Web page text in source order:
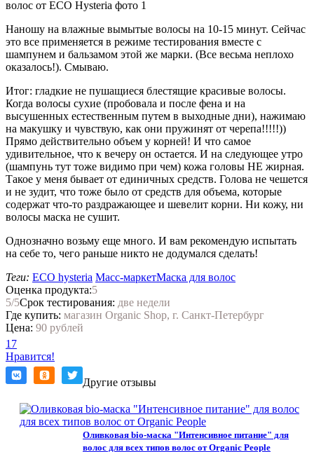
Наношу на влажные вымытые волосы на 10-15 минут. Сейчас
это все применяется в режиме тестирования вместе с
шампунем и бальзамом этой же марки. (Все весьма неплохо
оказалось!). Смываю.
Итог: гладкие не пушащиеся блестящие красивые волосы.
Когда волосы сухие (пробовала и после фена и на
высушенных естественным путем в выходные дни), нажимаю
на макушку и чувствую, как они пружинят от черепа!!!!!))
Прямо действительно объем у корней! И что самое
удивительное, что к вечеру он остается. И на следующее утро
(шампунь тут тоже видимо при чем) кожа головы НЕ жирная.
Такое у меня бывает от единичных средств. Голова не чешется
и не зудит, что тоже было от средств для объема, которые
содержат что-то раздражающее и шевелит корни. Ни кожу, ни
волосы маска не сушит.
Однозначно возьму еще много. И вам рекомендую испытать
на себе то, чего раньше никто не додумался сделать!
Теги: ECO hysteria Масс-маркетМаска для волос
Оценка продукта:5
5/5Срок тестирования: две недели
Где купить: магазин Organic Shop, г. Санкт-Петербург
Цена: 90 рублей
17
Нравится!
Другие отзывы
Оливковая bio-маска "Интенсивное питание" для
волос для всех типов волос от Organic People